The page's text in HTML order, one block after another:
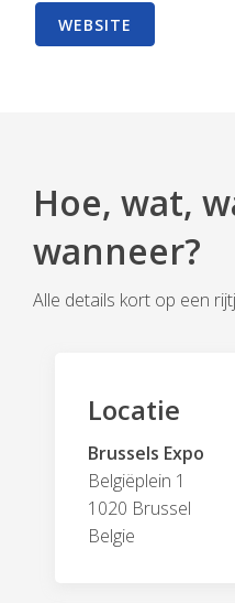
WEBSITE
Hoe, wat,
wanneer?
Alle details kort op een
Locatie
Brussels Expo
Belgiëplein 1
1020 Brussel
Belgie